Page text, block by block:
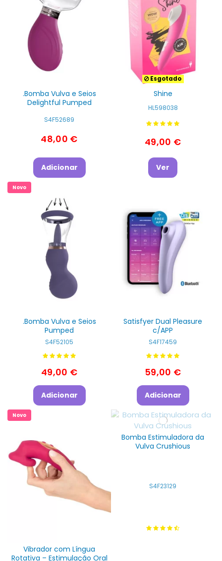
.Bomba Vulva e Seios
Delightful Pumped
S4F52689
48,00 €
Adicionar
Esgotado
Shine
HL598038
49,00 €
Ver
Novo
.Bomba Vulva e Seios
Pumped
S4F52105
49,00 €
Adicionar
Satisfyer Dual Pleasure
c/APP
S4F17459
59,00 €
Adicionar
Novo
Vibrador com Língua
Rotativa – Estimulação Oral
Bomba Estimuladora da
Vulva Crushious
S4F23129